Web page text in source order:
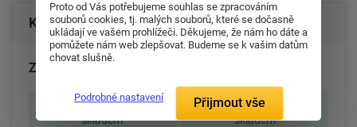
Konfigurace produktu
Zvolte rozměr matrace (cm):
195 x 80 x 15
skladem
195 x 85 x 15
skladem
Proto od Vás potřebujeme souhlas se zpracováním
souborů cookies, tj. malých souborů, které se dočasně
ukládají ve vašem prohlížeči. Děkujeme, že nám ho dáte a
pomůžete nám web zlepšovat. Budeme se k vašim datům
chovat slušně.
Podrobné nastavení Přijmout vše